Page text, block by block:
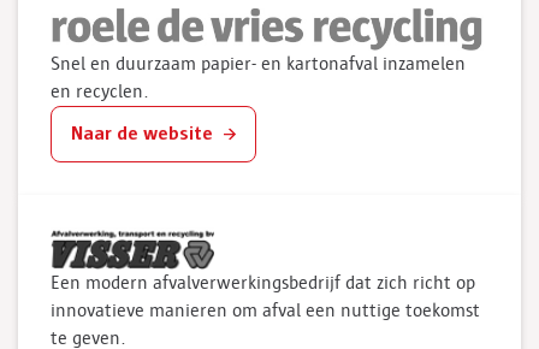
Snel en duurzaam papier- en kartonafval inzamelen
en recyclen.
Naar de website
Een modern afvalverwerkingsbedrijf dat zich richt op
innovatieve manieren om afval een nuttige toekomst
te geven.